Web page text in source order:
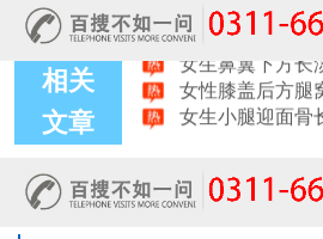
相关
文章
女性肩膀后侧长白块后
女生鼻翼下方长淡白斑怎
女性膝盖后方腿窝淡白斑
女生小腿迎面骨长白
女性脸颊边缘长淡色块
女生后腰中间长淡